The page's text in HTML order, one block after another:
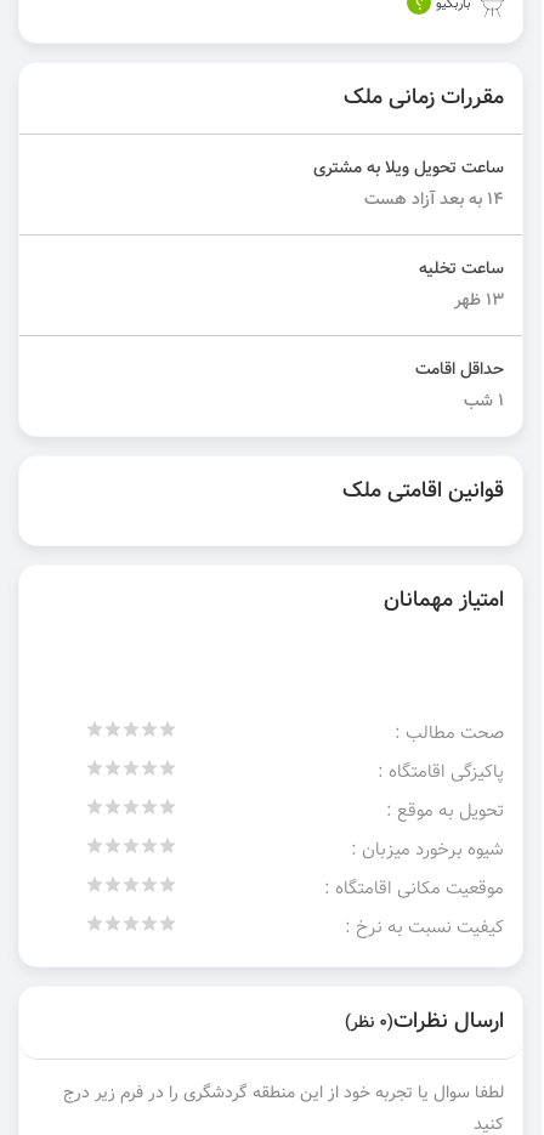
مقررات زمانی ملک
ساعت تحویل ویلا به مشتری
۱۴ به بعد آزاد هست
ساعت تخلیه
۱۳ ظهر
حداقل اقامت
۱ شب
قوانین اقامتی ملک
امتیاز مهمانان
صحت مطالب :
پاکیزگی اقامتگاه :
تحویل به موقع :
شیوه برخورد میزبان :
موقعیت مکانی اقامتگاه :
کیفیت نسبت به نرخ :
ارسال نظرات(0 نظر)
لطفا سوال یا تجربه خود از این منطقه گردشگری را در فرم زیر درج
کنید